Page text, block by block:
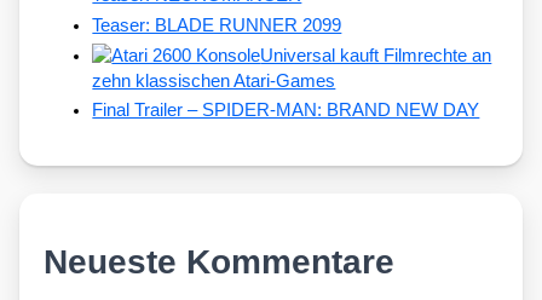
Teaser: BLADE RUNNER 2099
Universal kauft Filmrechte an
zehn klassischen Atari-Games
Final Trailer – SPIDER-MAN: BRAND NEW DAY
Neueste Kommentare